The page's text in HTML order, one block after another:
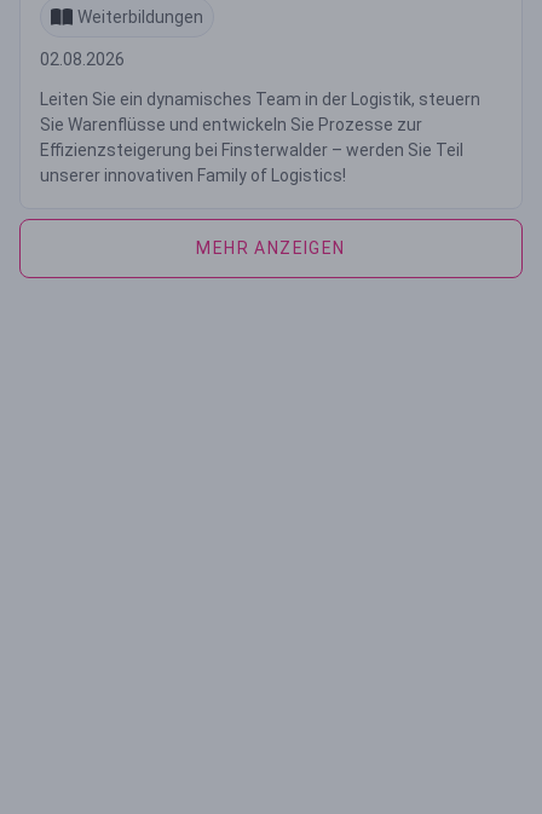
Weiterbildungen
02.08.2026
Leiten Sie ein dynamisches Team in der Logistik, steuern
Sie Warenflüsse und entwickeln Sie Prozesse zur
Effizienzsteigerung bei Finsterwalder – werden Sie Teil
unserer innovativen Family of Logistics!
MEHR ANZEIGEN